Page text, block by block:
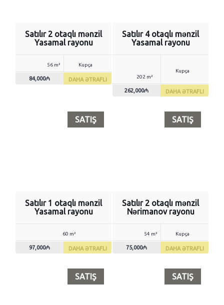
Satılır 2 otaqlı mənzil
Yasamal rayonu
56 m² Kupça
84,000₼ DAHA ƏTRAFLI
Satılır 4 otaqlı mənzil
Yasamal rayonu
202 m²
Kupça
262,000₼ DAHA ƏTRAFLI
SATIŞ
Satılır 1 otaqlı mənzil
Yasamal rayonu
60 m²
97,000₼ DAHA ƏTRAFLI
SATIŞ
Satılır 2 otaqlı mənzil
Nərimanov rayonu
54 m² Kupça
75,000₼ DAHA ƏTRAFLI
SATIŞ SATIŞ